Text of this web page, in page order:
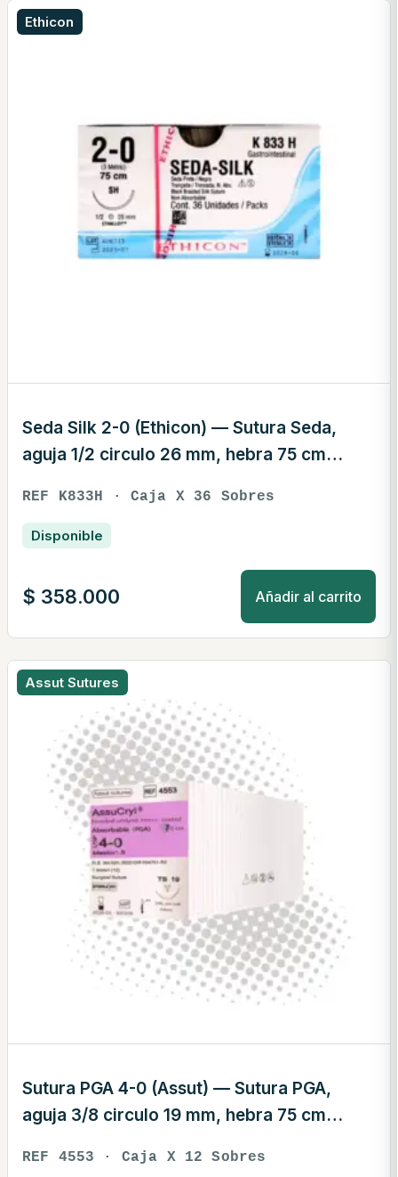
Ethicon
Seda Silk 2-0 (Ethicon) — Sutura Seda,
aguja 1/2 circulo 26 mm, hebra 75 cm
REF K833H · Caja X 36 Sobres
Disponible
$ 358.000 Añadir al carrito
Assut Sutures
Sutura PGA 4-0 (Assut) — Sutura PGA,
aguja 3/8 circulo 19 mm, hebra 75 cm
REF 4553 · Caja X 12 Sobres